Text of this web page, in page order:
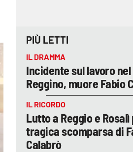
PIÙ LETTI
IL DRAMMA
Incidente sul lavoro nel
Reggino, muore Fabio
IL RICORDO
Lutto a Reggio e Rosalì
tragica scomparsa di
Calabrò